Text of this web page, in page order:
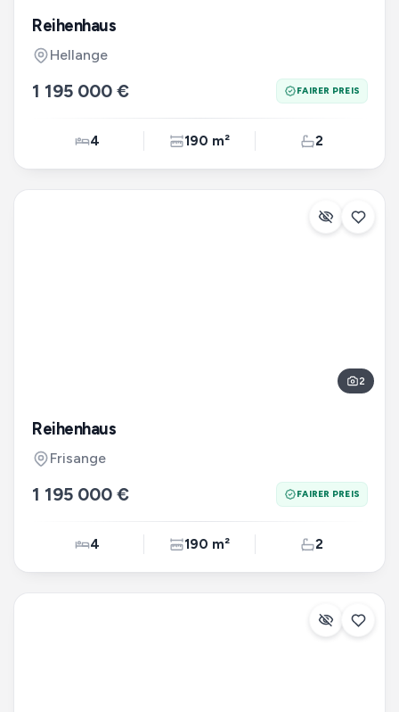
Reihenhaus
Hellange
1 195 000 € FAIRER PREIS
4 190 m² 2
2
Reihenhaus
Frisange
1 195 000 € FAIRER PREIS
4 190 m² 2